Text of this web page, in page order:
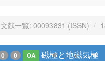
文献一覧: 00093831 (ISSN)
0 0 OA 磁極と地磁気極